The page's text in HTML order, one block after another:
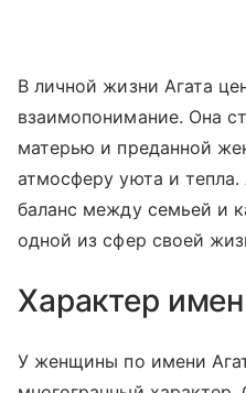
В личной жизни Агата
взаимопонимание. Она
матерью и преданной
атмосферу уюта и тепла.
баланс между семьей и
одной из сфер своей
Характер
У женщины по имени